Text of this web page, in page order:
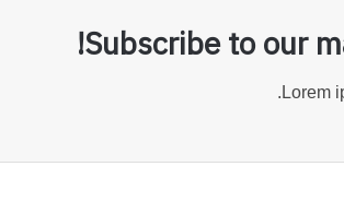
Subscribe to our
Lorem